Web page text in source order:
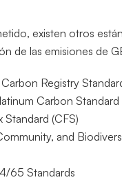
existen otros
de las emisiones de
Registry
Carbon Standard
Standard (CFS)
and
65 Standards